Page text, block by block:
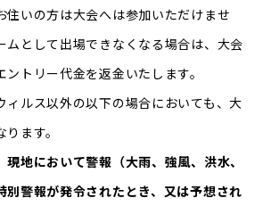
住いの方は大会へは参加いただけませ
ムとして出場できなくなる場合は、大会
トリー代金を返金いたします。
ィルス以外の以下の場合においても、大
ます。
現地において警報（大雨、強風、洪水、
別警報が発令されたとき、又は予想され